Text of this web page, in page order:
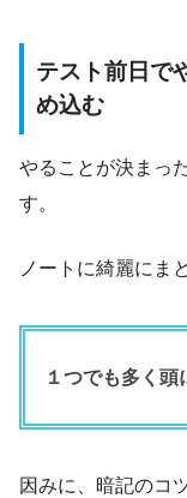
テスト前日で
め込む
やることが決まっ
す。
ノートに綺麗にま
１つでも多く頭
因みに、暗記のコ